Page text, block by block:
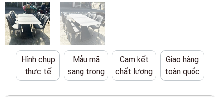
Hình chụp
thực tế
Mẫu mã
sang trọng
Cam kết
chất lượng
Giao hàng
toàn quốc